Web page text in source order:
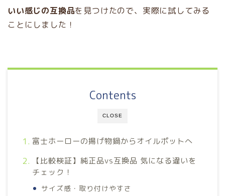
いい感じの互換品を見つけたので、実際に試してみる
ことにしました！
CLOSE
Contents
富士ホーローの揚げ物鍋からオイルポットへ
【比較検証】純正品vs互換品 気になる違いを
チェック！
サイズ感・取り付けやすさ